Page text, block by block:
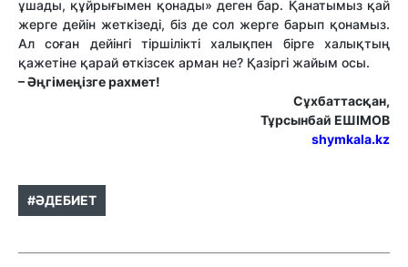
ұшады, құйрығымен қонады» деген бар. Қанатымыз қай
жерге дейін жеткізеді, біз де сол жерге барып қонамыз.
Ал соған дейінгі тіршілікті халықпен бірге халықтың
қажетіне қарай өткізсек арман не? Қазіргі жайым осы.
– Әңгімеңізге рахмет!
Сұхбаттасқан,
Тұрсынбай ЕШІМОВ
shymkala.kz
#ӘДЕБИЕТ